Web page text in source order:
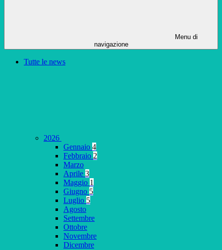
Menu di
navigazione
Tutte le news
2026
Gennaio 4
Febbraio 2
Marzo
Aprile 3
Maggio 1
Giugno 5
Luglio 5
Agosto
Settembre
Ottobre
Novembre
Dicembre